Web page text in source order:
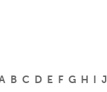
B C D E F G H I J